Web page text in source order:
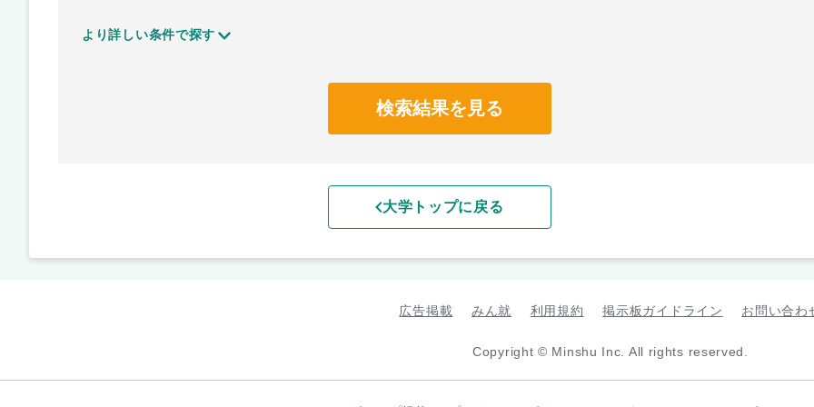
より詳しい条件で探す
検索結果を見る
大学トップに戻る
広告掲載 みん就 利用規約 掲示板ガイドライン お問い合わ
Copyright © Minshu Inc. All rights reserved.